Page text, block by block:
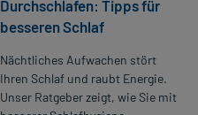
Durchschlafen: Tipps für
besseren Schlaf
Nächtliches Aufwachen stört
Ihren Schlaf und raubt Energie.
Unser Ratgeber zeigt, wie Sie mit